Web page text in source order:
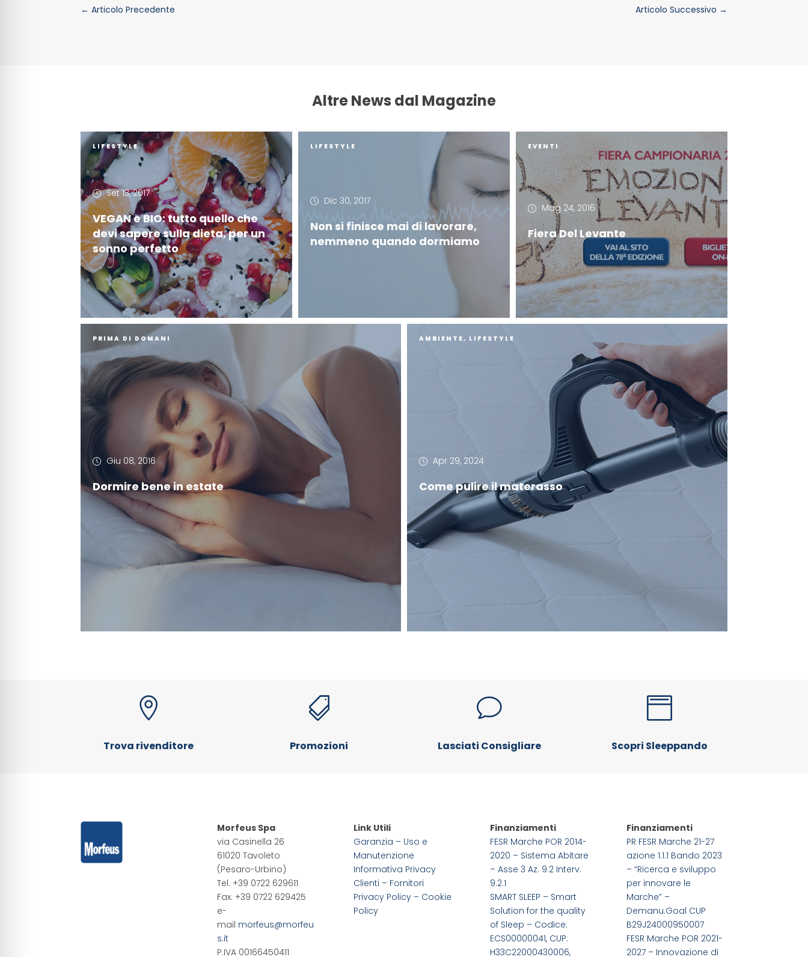
←Articolo Precedente Articolo Successivo →
Altre News dal Magazine
LIFESTYLE
Set 13, 2017
VEGAN e BIO: tutto quello che
devi sapere sulla dieta, per un
sonno perfetto
LIFESTYLE
Dic 30, 2017
Non si finisce mai di lavorare,
nemmeno quando dormiamo
EVENTI
Mag 24, 2016
Fiera Del Levante
PRIMA DI DOMANI
Giu 08, 2016
Dormire bene in estate
AMBIENTE, LIFESTYLE
Apr 29, 2024
Come pulire il materasso

Trova rivenditore

Promozioni
v
Lasciati Consigliare

Scopri Sleeppando
Morfeus Spa
via Casinella 26
61020 Tavoleto
(Pesaro-Urbino)
Tel. +39 0722 629611
Fax. +39 0722 629425
e-
mail morfeus@morfeu
s.it
P.IVA 00166450411
Link Utili
Garanzia – Uso e
Manutenzione
Informativa Privacy
Clienti – Fornitori
Privacy Policy – Cookie
Policy
Finanziamenti
FESR Marche POR 2014-
2020 – Sistema Abitare
– Asse 3 Az. 9.2 Interv.
9.2.1
SMART SLEEP – Smart
Solution for the quality
of Sleep – Codice:
ECS00000041, CUP:
H33C22000430006,
Finanziamenti
PR FESR Marche 21-27
azione 1.1.1 Bando 2023
– “Ricerca e sviluppo
per innovare le
Marche” –
Demanu.Goal CUP
B29J24000950007
FESR Marche POR 2021-
2027 – Innovazione di